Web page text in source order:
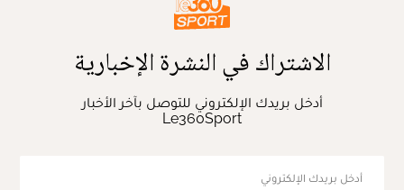
الاشتراك في النشرة الإخبارية
أدخل بريدك الإلكتروني للتوصل بآخر الأخبار
Le360Sport